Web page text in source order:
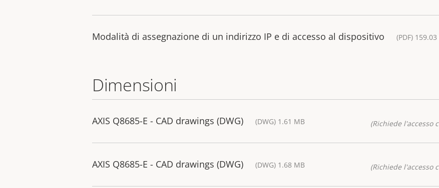
Modalità di assegnazione di un indirizzo IP e di accesso al dispositivo (PDF) 159.03
Dimensioni
AXIS Q8685-E - CAD drawings (DWG) (DWG) 1.61 MB (Richiede l'accesso
AXIS Q8685-E - CAD drawings (DWG) (DWG) 1.68 MB (Richiede l'accesso